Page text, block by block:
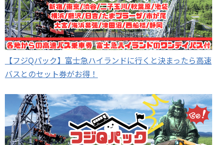
【フジQパック】富士急ハイランドに行くと決まったら高速
バスとのセット券がお得！